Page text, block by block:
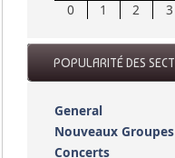
0 1 2 3
POPULARITÉ DES
General
Nouveaux Groupes
Concerts